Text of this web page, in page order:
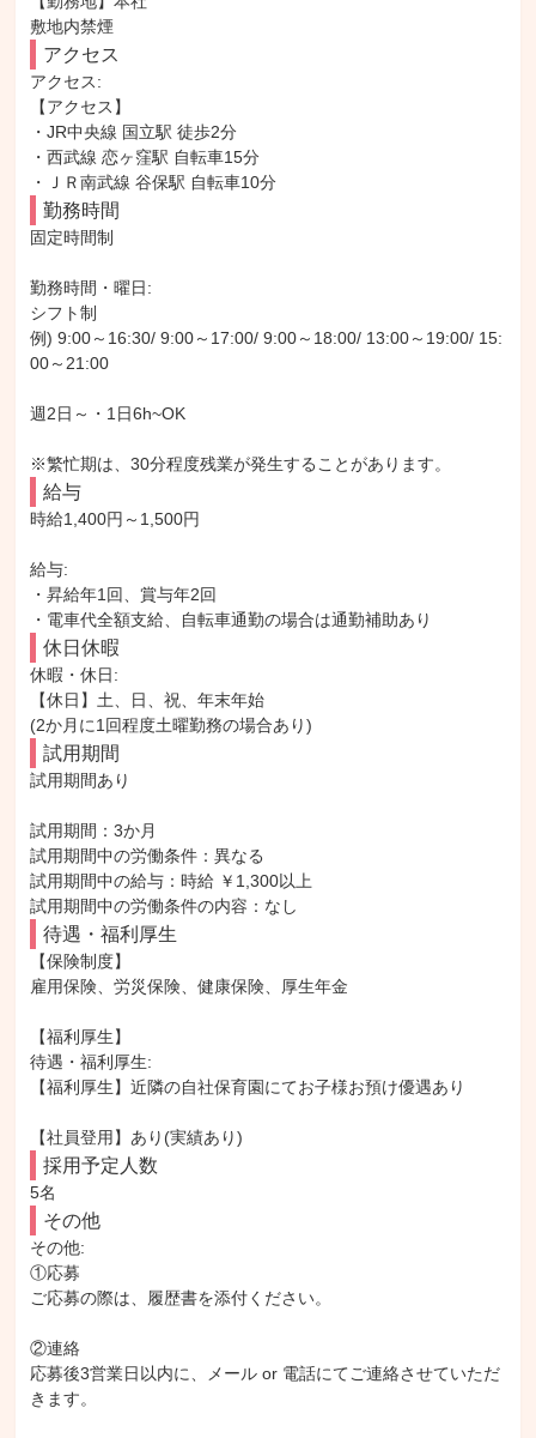
敷地内禁煙
アクセス
アクセス:
【アクセス】
・JR中央線 国立駅 徒歩2分
・西武線 恋ヶ窪駅 自転車15分
・ＪＲ南武線 谷保駅 自転車10分
勤務時間
固定時間制
勤務時間・曜日:
シフト制
例) 9:00～16:30/ 9:00～17:00/ 9:00～18:00/ 13:00～19:00/ 15:
00～21:00
週2日～・1日6h~OK
※繁忙期は、30分程度残業が発生することがあります。
給与
時給1,400円～1,500円
給与:
・昇給年1回、賞与年2回
・電車代全額支給、自転車通勤の場合は通勤補助あり
休日休暇
休暇・休日:
【休日】土、日、祝、年末年始
(2か月に1回程度土曜勤務の場合あり)
試用期間
試用期間あり
試用期間：3か月
試用期間中の労働条件：異なる
試用期間中の給与：時給 ￥1,300以上
試用期間中の労働条件の内容：なし
待遇・福利厚生
【保険制度】
雇用保険、労災保険、健康保険、厚生年金
【福利厚生】
待遇・福利厚生:
【福利厚生】近隣の自社保育園にてお子様お預け優遇あり
【社員登用】あり(実績あり)
採用予定人数
5名
その他
その他:
①応募
ご応募の際は、履歴書を添付ください。
②連絡
応募後3営業日以内に、メール or 電話にてご連絡させていただ
きます。